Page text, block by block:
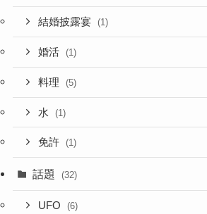
結婚披露宴 (1)
婚活 (1)
料理 (5)
水 (1)
免許 (1)
話題 (32)
UFO (6)